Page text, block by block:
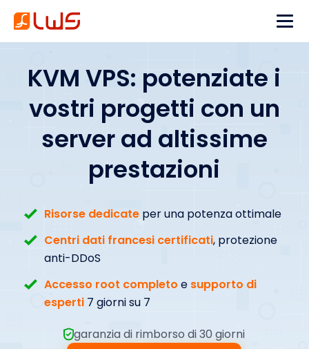
KVM VPS: potenziate i
vostri progetti con un
server ad altissime
prestazioni
Risorse dedicateper una potenza ottimale
Centri dati francesi certificati, protezione
anti-DDoS
Accesso root completo e supporto di
esperti7 giorni su 7
garanzia di rimborso di 30 giorni